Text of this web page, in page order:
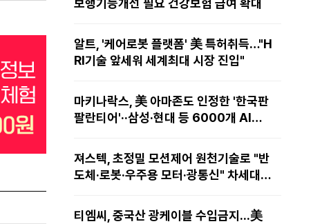
보행기능개선 필요 건강보험 급여 확대
알트, '케어로봇 플랫폼' 美 특허취득…"H
RI기술 앞세워 세계최대 시장 진입"
마키나락스, 美 아마존도 인정한 '한국판
팔란티어'··삼성·현대 등 6000개 AI모
져스텍, 초정밀 모션제어 원천기술로 "반
도체·로봇·우주용 모터·광통신" 차세대
티엠씨, 중국산 광케이블 수입금지...美